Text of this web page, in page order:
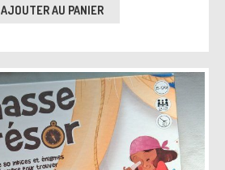
AJOUTER AU PANIER